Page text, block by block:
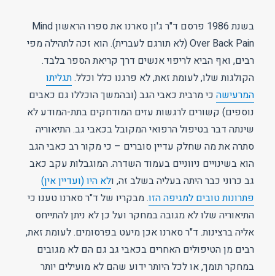
בשנת 1986 פרסם ד"ר ג'ון סארנו את ספרו הראשון Mind
Over Back Pain (לא תורגם לעברית). הוא זכה לתהילה מפי
רבים, ואף הביא לריפוי אנשים דרך קריאת הספר בלבד.
הקולגות שלו, לעומת זאת, לא פרגנו כלל וכלל.תגליתו
המרעישה כי מרבית כאבי הגב (ובהמשך הוכללו גם כאבים
נוספים) קשורים לרגשות עזים המודחקים בתת-המודע לא
שינתה דבר בטיפול הרפואי המקובל בכאבי גב. התיאוריה
סתרה את מה שחלק עדיין סוברים – כי מקור רב כאבי הגב
הוא בשינויים ניווניים בעמוד השדרה. המוגבלות עקב כאב
גב כרוני כבר היתה בעליה בשלב זה, ולא היו (ועדיין אין)
פתרונות טובים למגיפה הזו. מבקריו של ד"ר סארנו טענו כי
התיאוריה שלו לא מגובה במחקר ועל כן לא ניתן להתייחס
אליה ברצינות. ד"ר סארנו אכן מיעט בפרסומים. לעומת זאת,
רבים מן הטיפולים האחרים בכאבי גב גם הם לא מגובים
במחקר תומך, או לכל היותר ידוע שהם לא מועילים יותר